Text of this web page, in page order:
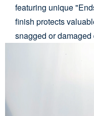
featuring unique
finish protects
snagged or